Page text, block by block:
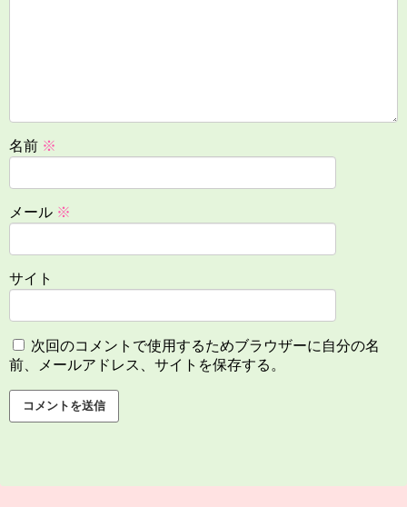
名前 ※
メール ※
サイト
次回のコメントで使用するためブラウザーに自分の名
前、メールアドレス、サイトを保存する。